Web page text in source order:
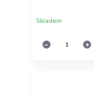
Skladem